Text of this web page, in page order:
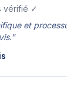
vérifié ✓
et
"